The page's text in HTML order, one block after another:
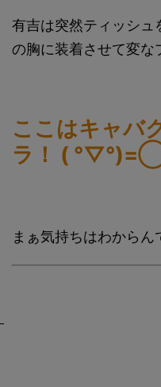
有吉は突然ティッシュ
の胸に装着させて変な
ここはキャバ
ラ！ (
まぁ気持ちはわからん